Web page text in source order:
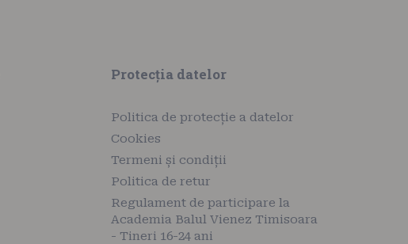
Protecția datelor
Politica de protecție a datelor
Cookies
Termeni și condiții
Politica de retur
Regulament de participare la
Academia Balul Vienez Timisoara
- Tineri 16-24 ani